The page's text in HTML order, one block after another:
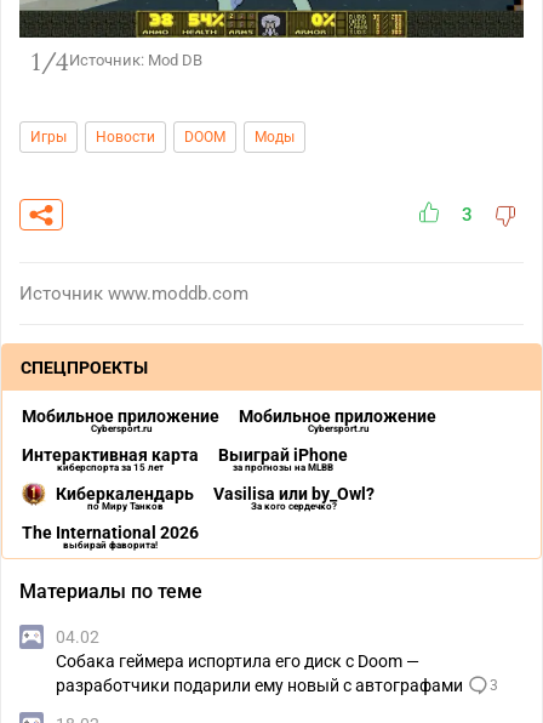
1/4Источник: Mod DB
Игры Новости DOOM Моды
3
Источник www.moddb.com
СПЕЦПРОЕКТЫ
Мобильное приложение
Cybersport.ru
Мобильное приложение
Cybersport.ru
Интерактивная карта
киберспорта за 15 лет
Выиграй iPhone
за прогнозы на MLBB
Киберкалендарь
по Миру Танков
Vasilisa или by_Owl?
За кого сердечко?
The International 2026
выбирай фаворита!
Материалы по теме
04.02
Собака геймера испортила его диск с Doom —
разработчики подарили ему новый с автографами
3